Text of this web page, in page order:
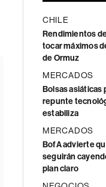
CHILE
Rendimientos
tocar máximos
de Ormuz
MERCADOS
Bolsas asiáticas
repunte
estabiliza
MERCADOS
BofA advierte
seguirán
plan claro